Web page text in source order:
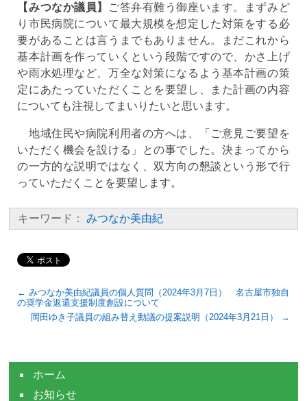
【みつなか議員】
ご答弁有難う御座います。まずみど
り市民病院について最大規模を想定した対策をする必
要があることは言うまでもありません。まだこれから
基本計画を作っていくという段階ですので、かさ上げ
や雨水処理など、万全な対策になるよう基本計画の策
定にあたっていただくことを要望し、また計画の内容
についても注視してまいりたいと思います。
地域住民や病院利用者の方へは、「ご意見ご要望を
いただく機会を設ける」との事でした。決まってから
の一方的な説明ではなく、双方向の懇談という形で行
っていただくことを要望します。
キーワード： みつなか美由紀
← みつなか美由紀議員の個人質問（2024年3月7日） 名古屋市独自
の奨学金返還支援制度創設について
岡田ゆき子議員の組み替え動議の提案説明（2024年3月21日） →
ホーム
お知らせ